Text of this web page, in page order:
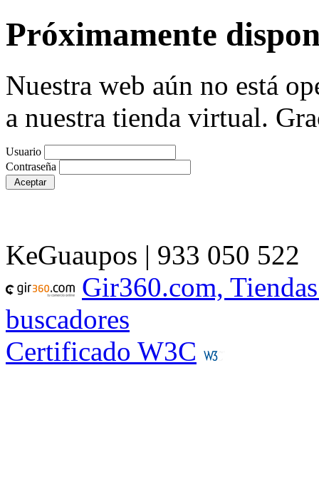
Próximamente
Nuestra web aún no está
a nuestra tienda virtual.
Usuario
Contraseña
KeGuaupos | 933 050 522
Gir360.com,
buscadores
Certificado W3C